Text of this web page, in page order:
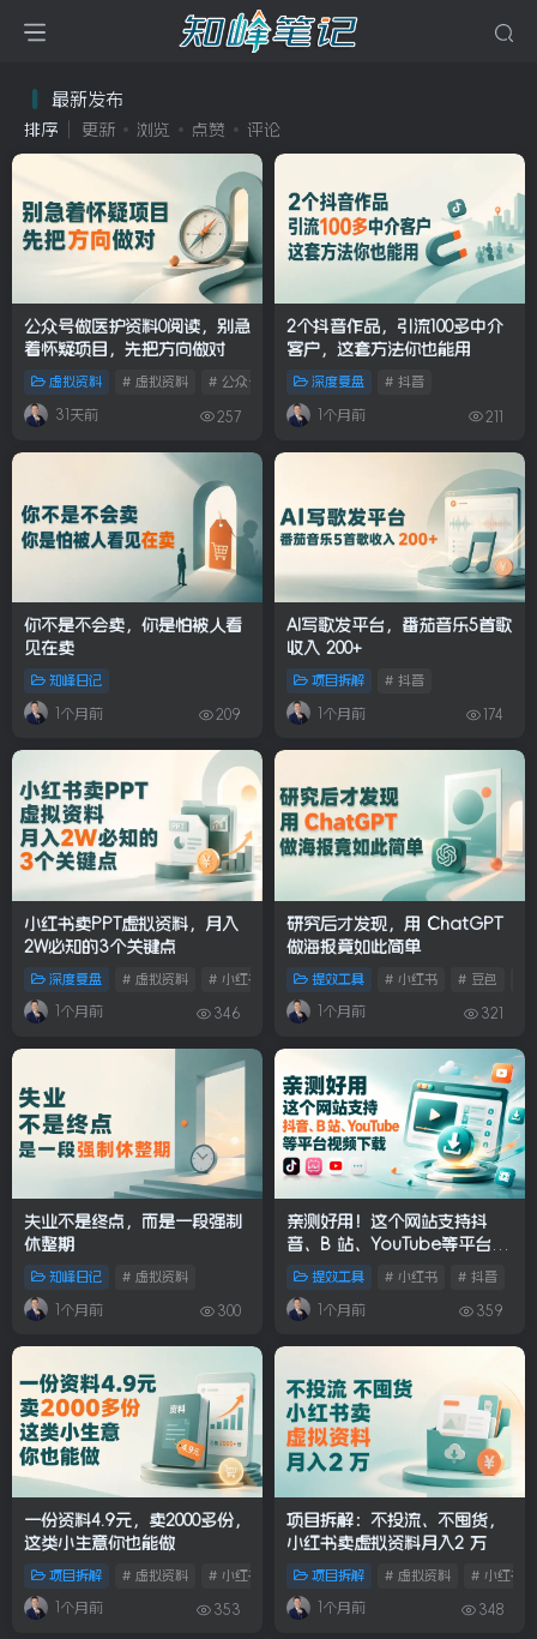
最新发布
排序 更新 浏览 点赞 评论
公众号做医护资料0阅读，别急
着怀疑项目，先把方向做对
虚拟资料 # 虚拟资料 # 公众号 # 教务资料
31天前 257
2个抖音作品，引流100多中介
客户，这套方法你也能用
深度复盘 # 抖音
1个月前 211
你不是不会卖，你是怕被人看
见在卖
知峰日记
1个月前 209
AI写歌发平台，番茄音乐5首歌
收入 200+
项目拆解 # 抖音
1个月前 174
小红书卖PPT虚拟资料，月入
2W必知的3个关键点
深度复盘 # 虚拟资料 # 小红书 # 闲鱼
1个月前 346
研究后才发现，用 ChatGPT
做海报竟如此简单
提效工具 # 小红书 # 豆包
1个月前 321
失业不是终点，而是一段强制
休整期
知峰日记 # 虚拟资料
1个月前 300
亲测好用！这个网站支持抖
音、B 站、YouTube等平台视
频下载
提效工具 # 小红书 # 抖音
1个月前 359
一份资料4.9元，卖2000多份，
这类小生意你也能做
项目拆解 # 虚拟资料 # 小红书 # 公众号
1个月前 353
项目拆解：不投流、不囤货，
小红书卖虚拟资料月入2 万
项目拆解 # 虚拟资料 # 小红书
1个月前 348